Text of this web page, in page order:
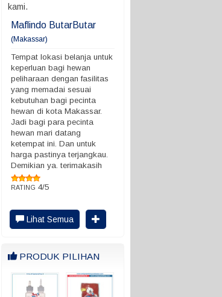
kami.
Maflindo ButarButar
(Makassar)
Tempat lokasi belanja untuk
keperluan bagi hewan
peliharaan dengan fasilitas
yang memadai sesuai
kebutuhan bagi pecinta
hewan di kota Makassar.
Jadi bagi para pecinta
hewan mari datang
ketempat ini. Dan untuk
harga pastinya terjangkau.
Demikian ya. terimakasih
RATING 4/5
Lihat Semua
PRODUK PILIHAN